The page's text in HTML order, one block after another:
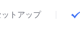
トアップ